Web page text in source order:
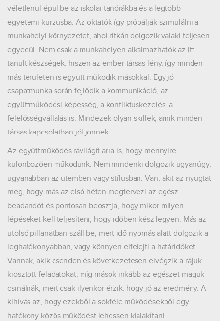
véletlenül épül be az iskolai tanórákba és a legtöbb
egyetemi kurzusba. Az oktatók így próbálják szimulálni a
munkahelyi környezetet, ahol ritkán dolgozik valaki teljesen
egyedül. Nem csak a munkahelyen alkalmazhatók az itt
tanult készségek, hiszen az ember társas lény, így minden
más területen is együtt működik másokkal. Egy jó
csapatmunka során fejlődik a kommunikáció, az
együttműködési képesség, a konfliktuskezelés, a
felelősségvállalás is. Mindezek olyan skillek, amik minden
társas kapcsolatban jól jönnek.
Az együttműködés rávilágít arra is, hogy mennyire
különbözően működünk. Nem mindenki dolgozik ugyanúgy,
ugyanabban az ütemben vagy stílusban. Van, akit az nyugtat
meg, hogy más az első héten megtervezi az egész
beadandót és pontosan beosztja, hogy mikor milyen
lépéseket kell teljesíteni, hogy időben kész legyen. Más az
utolsó pillanatban száll be, mert idő nyomás alatt dolgozik a
leghatékonyabban, vagy könnyen elfelejti a határidőket.
Vannak, akik csenden és következetesen elvégzik a rájuk
kiosztott feladatokat, míg mások inkább az egészet maguk
csinálnák, mert csak ilyenkor érzik, hogy jó az eredmény. A
kihívás az, hogy ezekből a sokféle működésekből egy
hatékony közös működést lehessen kialakítani.